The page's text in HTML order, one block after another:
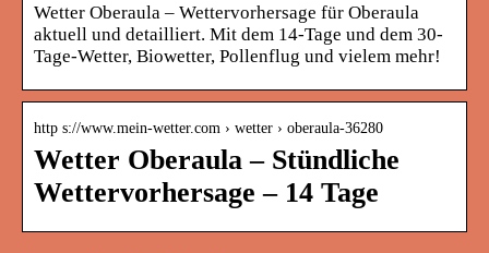
Wetter Oberaula – Wettervorhersage für Oberaula
aktuell und detailliert. Mit dem 14-Tage und dem 30-
Tage-Wetter, Biowetter, Pollenflug und vielem mehr!
http s://www.mein-wetter.com › wetter › oberaula-36280
Wetter Oberaula – Stündliche
Wettervorhersage – 14 Tage